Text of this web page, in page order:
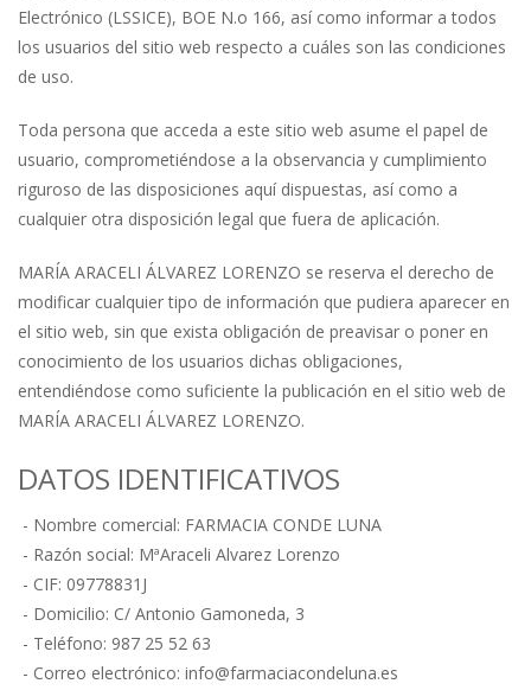
Electrónico (LSSICE), BOE N.o 166, así como informar a todos
los usuarios del sitio web respecto a cuáles son las condiciones
de uso.
Toda persona que acceda a este sitio web asume el papel de
usuario, comprometiéndose a la observancia y cumplimiento
riguroso de las disposiciones aquí dispuestas, así como a
cualquier otra disposición legal que fuera de aplicación.
MARÍA ARACELI ÁLVAREZ LORENZO se reserva el derecho de
modificar cualquier tipo de información que pudiera aparecer en
el sitio web, sin que exista obligación de preavisar o poner en
conocimiento de los usuarios dichas obligaciones,
entendiéndose como suficiente la publicación en el sitio web de
MARÍA ARACELI ÁLVAREZ LORENZO.
DATOS IDENTIFICATIVOS
- Nombre comercial: FARMACIA CONDE LUNA
- Razón social: MªAraceli Alvarez Lorenzo
- CIF: 09778831J
- Domicilio: C/ Antonio Gamoneda, 3
- Teléfono: 987 25 52 63
- Correo electrónico: info@farmaciacondeluna.es